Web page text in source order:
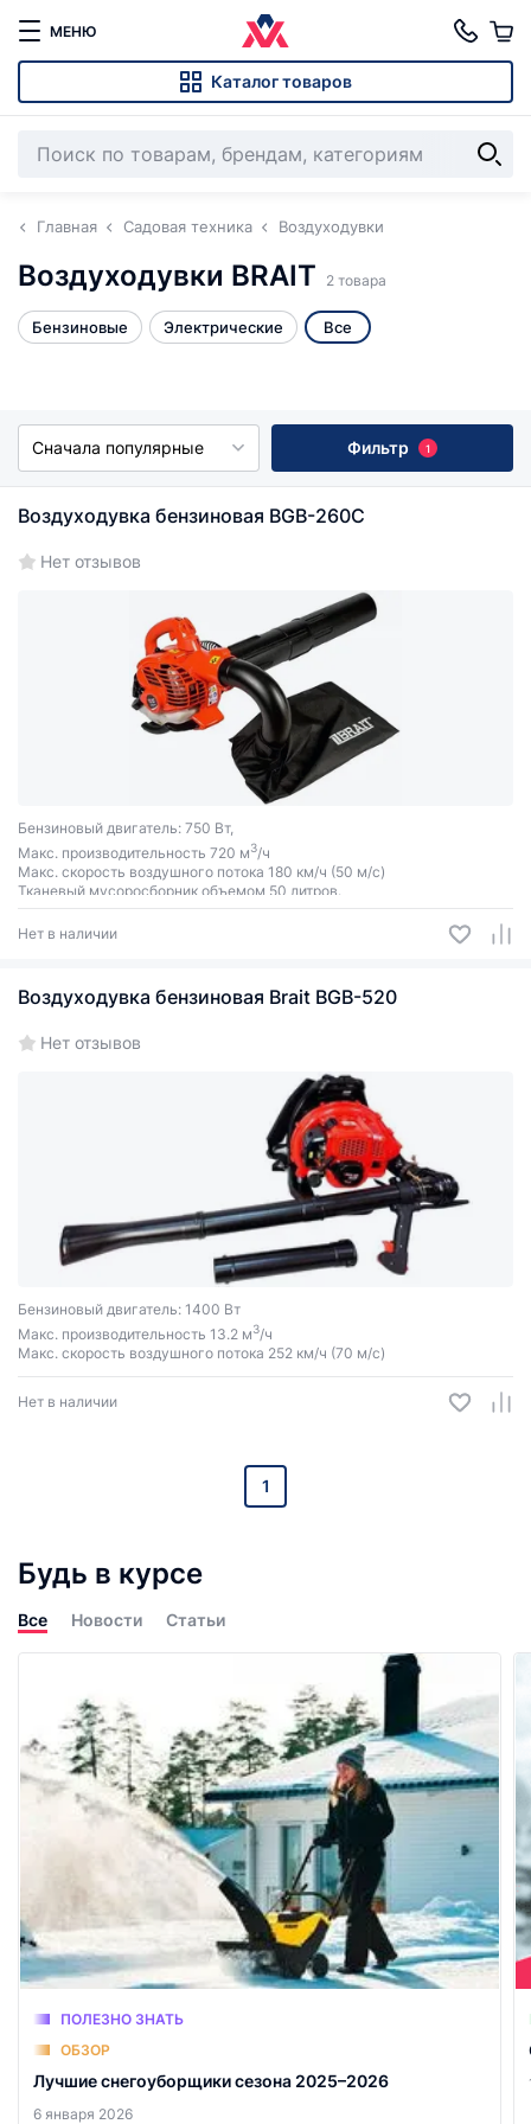
МЕНЮ
Каталог товаров
Главная Садовая техника Воздуходувки
Воздуходувки BRAIT 2 товара
Бензиновые Электрические Все
Сначала популярные Фильтр 1
Воздуходувка бензиновая BGB-260С
Нет отзывов
Бензиновый двигатель: 750 Вт,
Макс. производительность 720 м3/ч
Макс. скорость воздушного потока 180 км/ч (50 м/с)
Тканевый мусоросборник объемом 50 литров.
Нет в наличии
Воздуходувка бензиновая Brait BGB-520
Нет отзывов
Бензиновый двигатель: 1400 Вт
Макс. производительность 13.2 м3/ч
Макс. скорость воздушного потока 252 км/ч (70 м/с)
Нет в наличии
1
Будь в курсе
Все Новости Статьи
ПОЛЕЗНО ЗНАТЬ
ОБЗОР
Лучшие снегоуборщики сезона 2025–2026
6 января 2026